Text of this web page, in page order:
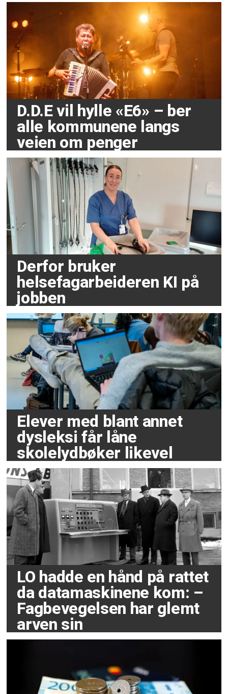
D.D.E vil hylle «E6» – ber
alle kommunene langs
veien om penger
Derfor bruker
helsefagarbeideren KI på
jobben
Elever med blant annet
dysleksi får låne
skolelydbøker likevel
LO hadde en hånd på rattet
da datamaskinene kom: –
Fagbevegelsen har glemt
arven sin